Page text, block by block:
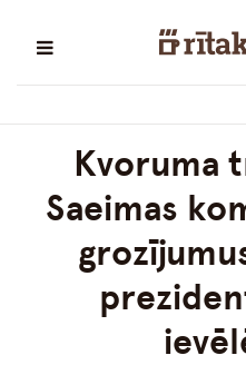
Kvoruma
Saeimas